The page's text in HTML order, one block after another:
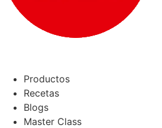
Productos
Recetas
Blogs
Master Class